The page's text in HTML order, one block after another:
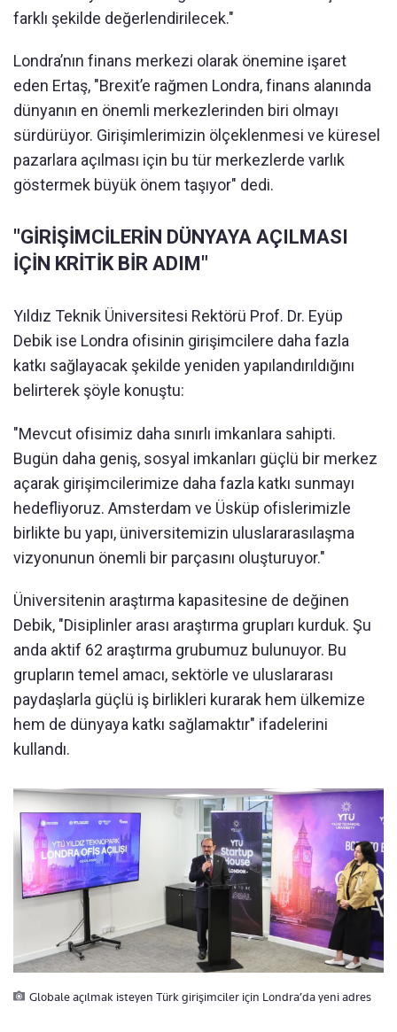
farklı şekilde değerlendirilecek."
Londra’nın finans merkezi olarak önemine işaret
eden Ertaş, "Brexit’e rağmen Londra, finans alanında
dünyanın en önemli merkezlerinden biri olmayı
sürdürüyor. Girişimlerimizin ölçeklenmesi ve küresel
pazarlara açılması için bu tür merkezlerde varlık
göstermek büyük önem taşıyor" dedi.
"GİRİŞİMCİLERİN DÜNYAYA AÇILMASI
İÇİN KRİTİK BİR ADIM"
Yıldız Teknik Üniversitesi Rektörü Prof. Dr. Eyüp
Debik ise Londra ofisinin girişimcilere daha fazla
katkı sağlayacak şekilde yeniden yapılandırıldığını
belirterek şöyle konuştu:
"Mevcut ofisimiz daha sınırlı imkanlara sahipti.
Bugün daha geniş, sosyal imkanları güçlü bir merkez
açarak girişimcilerimize daha fazla katkı sunmayı
hedefliyoruz. Amsterdam ve Üsküp ofislerimizle
birlikte bu yapı, üniversitemizin uluslararasılaşma
vizyonunun önemli bir parçasını oluşturuyor."
Üniversitenin araştırma kapasitesine de değinen
Debik, "Disiplinler arası araştırma grupları kurduk. Şu
anda aktif 62 araştırma grubumuz bulunuyor. Bu
grupların temel amacı, sektörle ve uluslararası
paydaşlarla güçlü iş birlikleri kurarak hem ülkemize
hem de dünyaya katkı sağlamaktır" ifadelerini
kullandı.
Globale açılmak isteyen Türk girişimciler için Londra’da yeni adres